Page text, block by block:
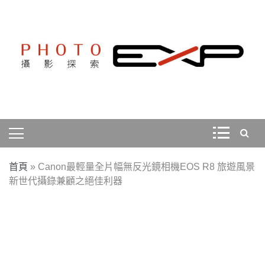
首頁 » Canon最輕量全片幅無反光鏡相機EOS R8 旅遊風景
新世代攝錄兼顧之絕佳利器